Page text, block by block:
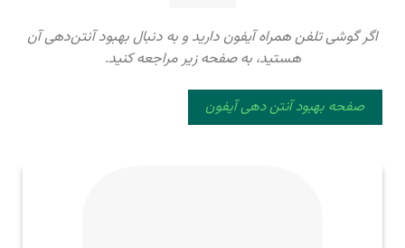
اگر گوشی تلفن همراه آیفون دارید و به دنبال بهبود آنتن‌دهی آن
هستید، به صفحه زیر مراجعه کنید.
صفحه بهبود آنتن دهی آیفون